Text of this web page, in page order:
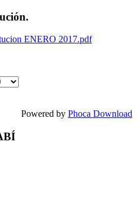
ENERO 2017.pdf
Powered by Phoca Download